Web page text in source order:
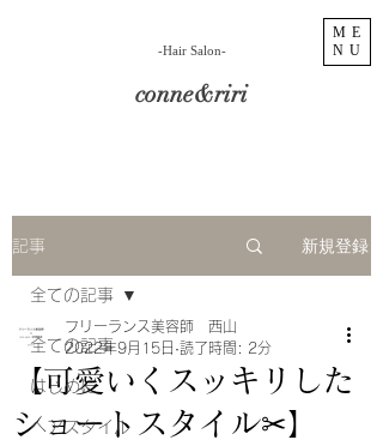
ME
NU
conne&riri
​-Hair Salon-
記事 新規登録
全ての記事
はじめに
ヘアスタイル
全ての記事
【可愛いくスッキリした
ショートスタイル✂︎】
フリーランス美容師 西山
2022年9月15日 読了時間: 2分